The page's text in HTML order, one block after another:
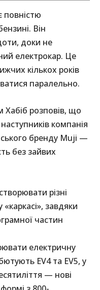
повністю
Він
доки не
електрокар. Це
кількох років
паралельно.
Хабіб розповів, що
компанія
бренду Muji —
без зайвих
різні
завдяки
частин
електричну
EV4 та EV5, у
— нові